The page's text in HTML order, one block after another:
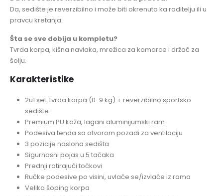
Da, sedište je reverzibilno i može biti okrenuto ka roditelju ili u
pravcu kretanja.
Šta se sve dobija u kompletu?
Tvrda korpa, kišna navlaka, mrežica za komarce i držač za
šolju.
Karakteristike
2u1 set: tvrda korpa (0-9 kg) + reverzibilno sportsko
sedište
Premium PU koža, lagani aluminijumski ram
Podesiva tenda sa otvorom pozadi za ventilaciju
3 pozicije naslona sedišta
Sigurnosni pojas u 5 tačaka
Prednji rotirajući točkovi
Ručke podesive po visini, uvlače se/izvlače iz rama
Velika šoping korpa